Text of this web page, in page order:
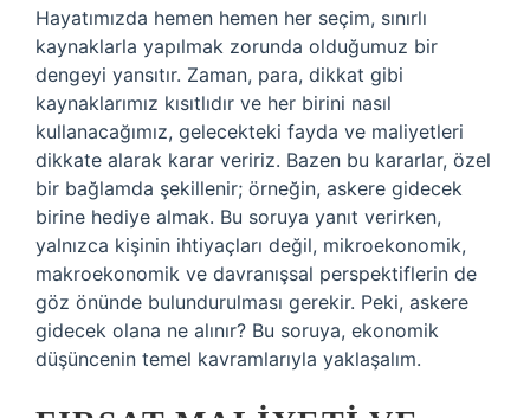
Hayatımızda hemen hemen her seçim, sınırlı
kaynaklarla yapılmak zorunda olduğumuz bir
dengeyi yansıtır. Zaman, para, dikkat gibi
kaynaklarımız kısıtlıdır ve her birini nasıl
kullanacağımız, gelecekteki fayda ve maliyetleri
dikkate alarak karar veririz. Bazen bu kararlar, özel
bir bağlamda şekillenir; örneğin, askere gidecek
birine hediye almak. Bu soruya yanıt verirken,
yalnızca kişinin ihtiyaçları değil, mikroekonomik,
makroekonomik ve davranışsal perspektiflerin de
göz önünde bulundurulması gerekir. Peki, askere
gidecek olana ne alınır? Bu soruya, ekonomik
düşüncenin temel kavramlarıyla yaklaşalım.